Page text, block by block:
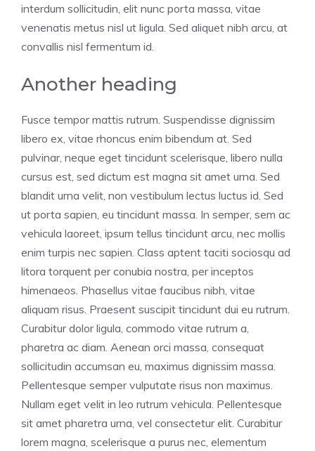
interdum sollicitudin, elit nunc porta massa, vitae
venenatis metus nisl ut ligula. Sed aliquet nibh arcu, at
convallis nisl fermentum id.
Another heading
Fusce tempor mattis rutrum. Suspendisse dignissim
libero ex, vitae rhoncus enim bibendum at. Sed
pulvinar, neque eget tincidunt scelerisque, libero nulla
cursus est, sed dictum est magna sit amet urna. Sed
blandit urna velit, non vestibulum lectus luctus id. Sed
ut porta sapien, eu tincidunt massa. In semper, sem ac
vehicula laoreet, ipsum tellus tincidunt arcu, nec mollis
enim turpis nec sapien. Class aptent taciti sociosqu ad
litora torquent per conubia nostra, per inceptos
himenaeos. Phasellus vitae faucibus nibh, vitae
aliquam risus. Praesent suscipit tincidunt dui eu rutrum.
Curabitur dolor ligula, commodo vitae rutrum a,
pharetra ac diam. Aenean orci massa, consequat
sollicitudin accumsan eu, maximus dignissim massa.
Pellentesque semper vulputate risus non maximus.
Nullam eget velit in leo rutrum vehicula. Pellentesque
sit amet pharetra urna, vel consectetur elit. Curabitur
lorem magna, scelerisque a purus nec, elementum